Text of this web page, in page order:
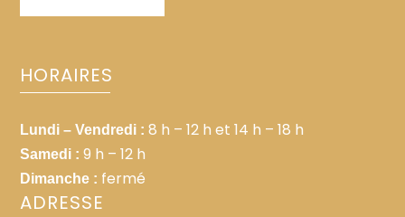
HORAIRES
Lundi – Vendredi : 8 h – 12 h et 14 h – 18 h
Samedi : 9 h – 12 h
Dimanche : fermé
ADRESSE